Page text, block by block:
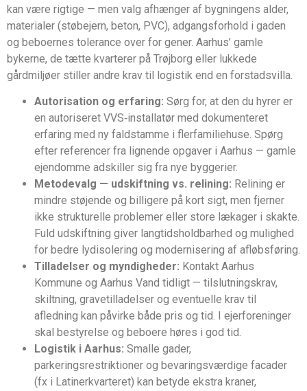
kan være rigtige — men valg afhænger af bygningens alder,
materialer (støbejern, beton, PVC), adgangsforhold i gaden
og beboernes tolerance over for gener. Aarhus’ gamle
bykerne, de tætte kvarterer på Trøjborg eller lukkede
gårdmiljøer stiller andre krav til logistik end en forstadsvilla.
Autorisation og erfaring: Sørg for, at den du hyrer er
en autoriseret VVS‑installatør med dokumenteret
erfaring med ny faldstamme i flerfamiliehuse. Spørg
efter referencer fra lignende opgaver i Aarhus — gamle
ejendomme adskiller sig fra nye byggerier.
Metodevalg — udskiftning vs. relining: Relining er
mindre støjende og billigere på kort sigt, men fjerner
ikke strukturelle problemer eller store lækager i skakte.
Fuld udskiftning giver langtidsholdbarhed og mulighed
for bedre lydisolering og modernisering af afløbsføring.
Tilladelser og myndigheder: Kontakt Aarhus
Kommune og Aarhus Vand tidligt — tilslutningskrav,
skiltning, gravetilladelser og eventuelle krav til
afledning kan påvirke både pris og tid. I ejerforeninger
skal bestyrelse og beboere høres i god tid.
Logistik i Aarhus: Smalle gader,
parkeringsrestriktioner og bevaringsværdige facader
(fx i Latinerkvarteret) kan betyde ekstra kraner,